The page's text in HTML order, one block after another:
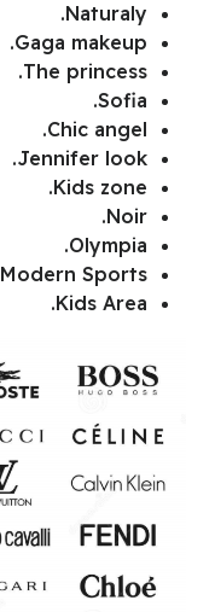
Naturaly.
Gaga makeup.
The princess.
Sofia.
Chic angel.
Jennifer look.
Kids zone.
Noir.
Olympia.
Modern Sports.
Kids Area.